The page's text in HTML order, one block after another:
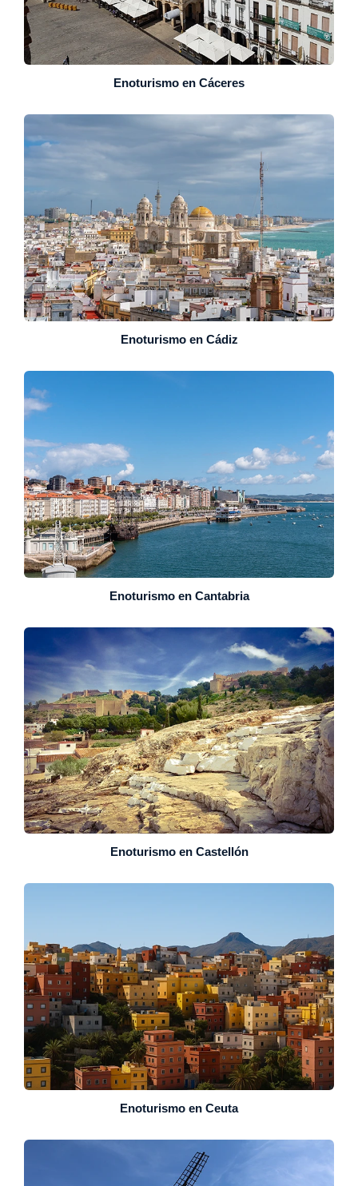
Enoturismo en Cáceres
Enoturismo en Cádiz
Enoturismo en Cantabria
Enoturismo en Castellón
Enoturismo en Ceuta